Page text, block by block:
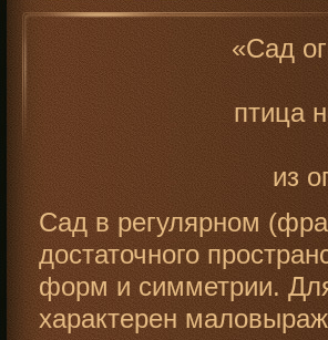
«Сад
птица
из
Сад в регулярном
достаточного
форм и симметрии.
характерен